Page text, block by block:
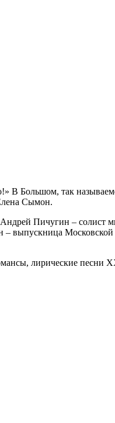
В Большом, так
Сымон.
Пичугин – солист
выпускница
лирические песни